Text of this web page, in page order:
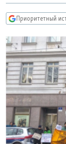
Вернутся
РАСПИСАНИЕ
СОЦИАЛЬНЫЕ СЕТИ
Приоритетный